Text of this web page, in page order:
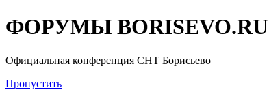
ФОРУМЫ BORISEVO.RU
Официальная конференция СНТ Борисьево
Пропустить